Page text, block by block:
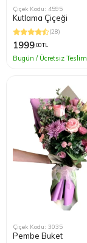
Çiçek Kodu: 4595
Kutlama Çiçeği
(28)
1999,00 TL
Bugün / Ücretsiz Teslim
Çiçek Kodu: 3035
Pembe Buket